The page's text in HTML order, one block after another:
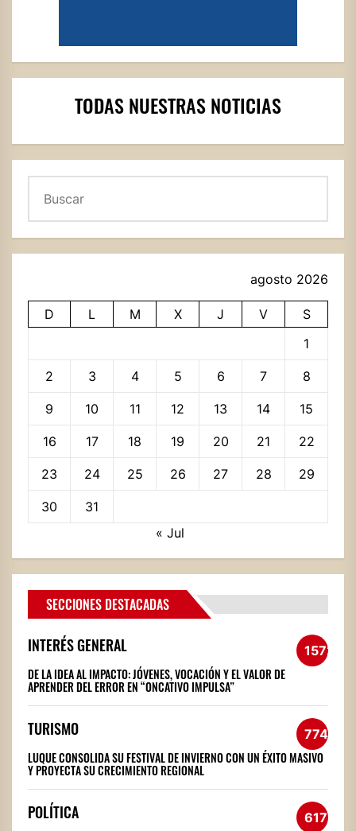
TODAS NUESTRAS NOTICIAS
agosto 2026
D L M X J V
S
1
2 3 4 5 6 7 8
9 10 11 12 13 14 15
16 17 18 19 20 21 22
23 24 25 26 27 28 29
30
31
« Jul
SECCIONES DESTACADAS
INTERÉS GENERAL 1572
DE LA IDEA AL IMPACTO: JÓVENES, VOCACIÓN Y EL VALOR DE
APRENDER DEL ERROR EN “ONCATIVO IMPULSA”
TURISMO 774
LUQUE CONSOLIDA SU FESTIVAL DE INVIERNO CON UN ÉXITO MASIVO
Y PROYECTA SU CRECIMIENTO REGIONAL
POLÍTICA 617